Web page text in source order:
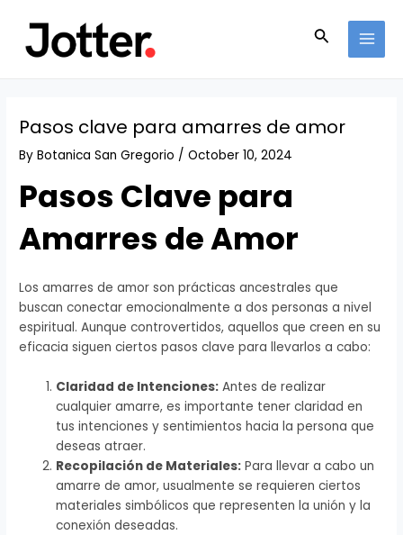
content
Search
Pasos clave para amarres de amor
ByBotanica San Gregorio /October 10, 2024
Pasos Clave para
Amarres de Amor
Los amarres de amor son prácticas ancestrales que
buscan conectar emocionalmente a dos personas a nivel
espiritual. Aunque controvertidos, aquellos que creen en su
eficacia siguen ciertos pasos clave para llevarlos a cabo:
Claridad de Intenciones: Antes de realizar
cualquier amarre, es importante tener claridad en
tus intenciones y sentimientos hacia la persona que
deseas atraer.
Recopilación de Materiales: Para llevar a cabo un
amarre de amor, usualmente se requieren ciertos
materiales simbólicos que representen la unión y la
conexión deseadas.
navigation